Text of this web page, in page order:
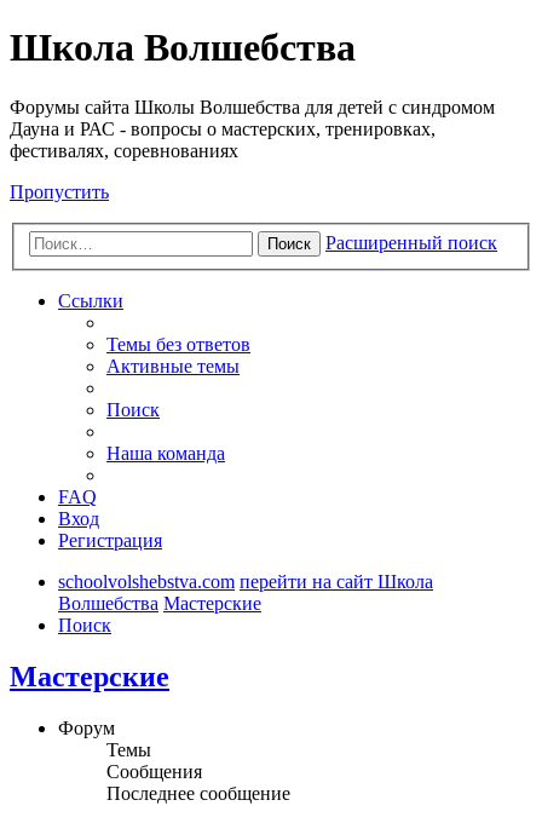
Школа Волшебства
Форумы сайта Школы Волшебства для детей с синдромом
Дауна и РАС - вопросы о мастерских, тренировках,
фестивалях, соревнованиях
Пропустить
Поиск Расширенный поиск
Ссылки
Темы без ответов
Активные темы
Поиск
Наша команда
FAQ
Вход
Регистрация
schoolvolshebstva.com перейти на сайт Школа
Волшебства Мастерские
Поиск
Мастерские
Форум
Темы
Сообщения
Последнее сообщение